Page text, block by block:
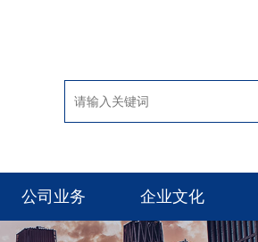
公司业务 企业文化